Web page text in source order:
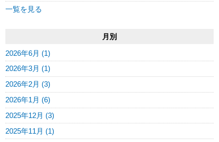
一覧を見る
月別
2026年6月 (1)
2026年3月 (1)
2026年2月 (3)
2026年1月 (6)
2025年12月 (3)
2025年11月 (1)